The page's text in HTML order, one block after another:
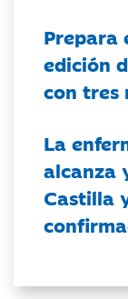
Prepara
edición
con tres
La
alcanza
Castilla